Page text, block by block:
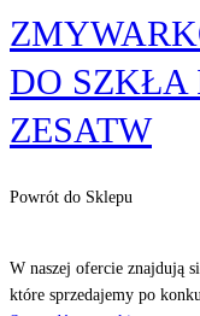
DO SZKŁA
ZESATW
Powrót do Sklepu
Odkryj
W naszej ofercie znajdują
które sprzedajemy po